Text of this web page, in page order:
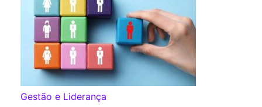
Gestão e Liderança